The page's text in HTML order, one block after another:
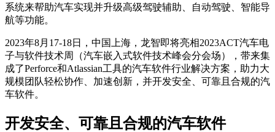
系统来帮助汽车实现并升级高级驾驶辅助、自动驾驶、智能导
航等功能。
2023年8月17-18日，中国上海，龙智即将亮相2023ACT汽车电
子与软件技术周（汽车嵌入式软件技术峰会分会场），带来集
成了Perforce和Atlassian工具的汽车软件行业解决方案，助力大
规模团队轻松协作、加速创新，并开发安全、可靠且合规的汽
车软件。
开发安全、可靠且合规的汽车软件